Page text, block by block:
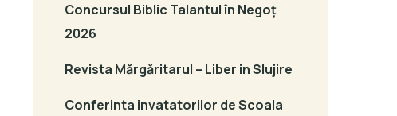
Concursul Biblic Talantul în Negoț
2026
Revista Mărgăritarul – Liber in Slujire
Conferinta invatatorilor de Scoala